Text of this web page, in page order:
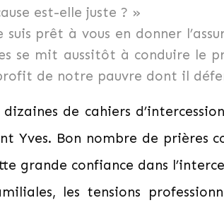
est-elle juste ? »
prêt à vous en donner
se mit aussitôt à conduire le
profit de notre pauvre dont il
de cahiers
Yves. Bon nombre de prières
grande confiance dans
les tensions